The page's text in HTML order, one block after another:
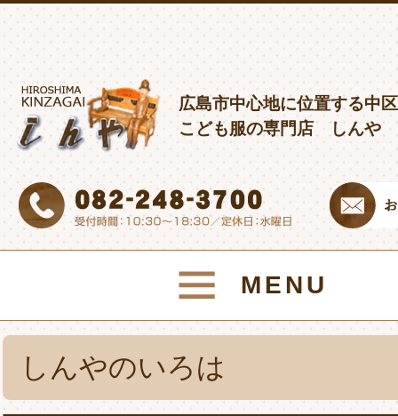
広島市中心地に位置する中
こども服の専門店 しんや
MENU
しんやのいろは